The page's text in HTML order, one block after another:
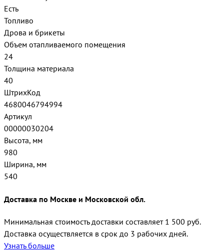
Есть
Топливо
Дрова и брикеты
Объем отапливаемого помещения
24
Толщина материала
40
ШтрихКод
4680046794994
Артикул
00000030204
Высота, мм
980
Ширина, мм
540
Доставка по Москве и Московской обл.
Минимальная стоимость доставки составляет 1 500 руб.
Доставка осуществляется в срок до 3 рабочих дней.
Узнать больше